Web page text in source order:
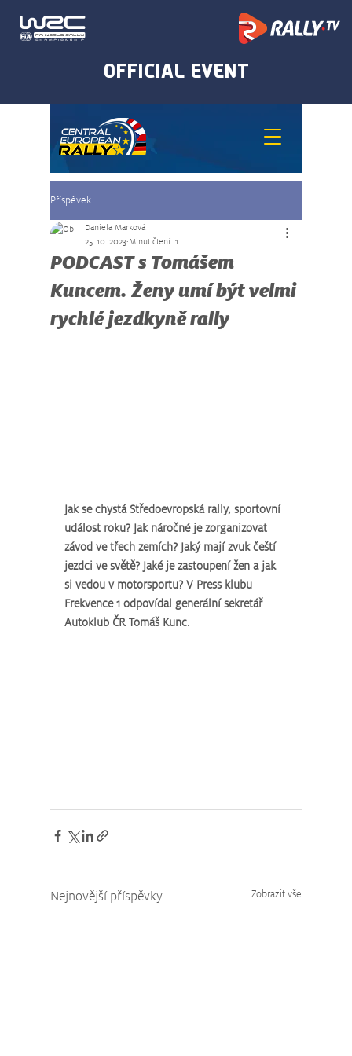
Příspěvek
PODCAST s Tomášem
Kuncem. Ženy umí být velmi
rychlé jezdkyně rally
Daniela Marková
25. 10. 2023 Minut čtení: 1
Jak se chystá Středoevropská rally, sportovní
událost roku? Jak náročné je zorganizovat
závod ve třech zemích? Jaký mají zvuk čeští
jezdci ve světě? Jaké je zastoupení žen a jak
si vedou v motorsportu? V Press klubu
Frekvence 1 odpovídal generální sekretář
Autoklub ČR Tomáš Kunc.
Nejnovější příspěvky Zobrazit vše